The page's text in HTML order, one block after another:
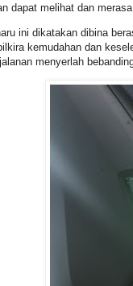
dapat melihat dan
ini dikatakan dibina
kemudahan dan
menyerlah